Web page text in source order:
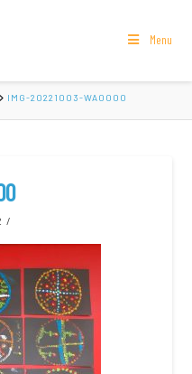
Menu
IMG-20221003-WA0000